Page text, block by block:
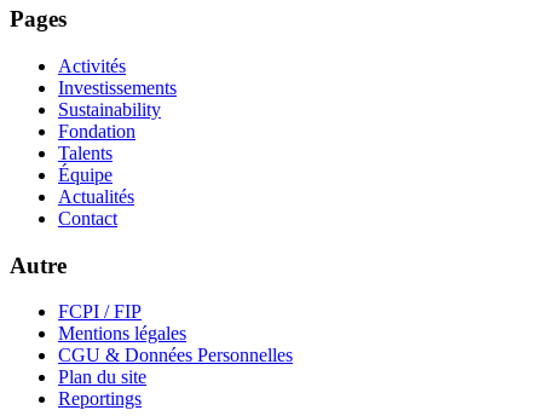
Pages
Activités
Investissements
Sustainability
Fondation
Talents
Équipe
Actualités
Contact
Autre
FCPI / FIP
Mentions légales
CGU & Données Personnelles
Plan du site
Reportings